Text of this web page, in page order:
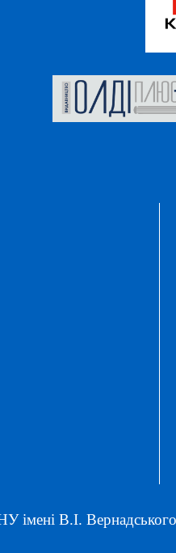
імені В.І.